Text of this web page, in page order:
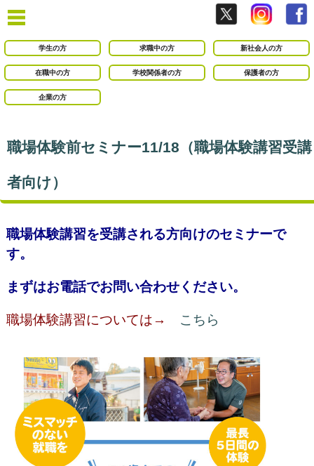
学生の方 求職中の方 新社会人の方
在職中の方 学校関係者の方 保護者の方
企業の方
職場体験前セミナー11/18（職場体験講習受講
者向け）
職場体験講習を受講される方向けのセミナーで
す。
まずはお電話でお問い合わせください。
職場体験講習については→ こちら